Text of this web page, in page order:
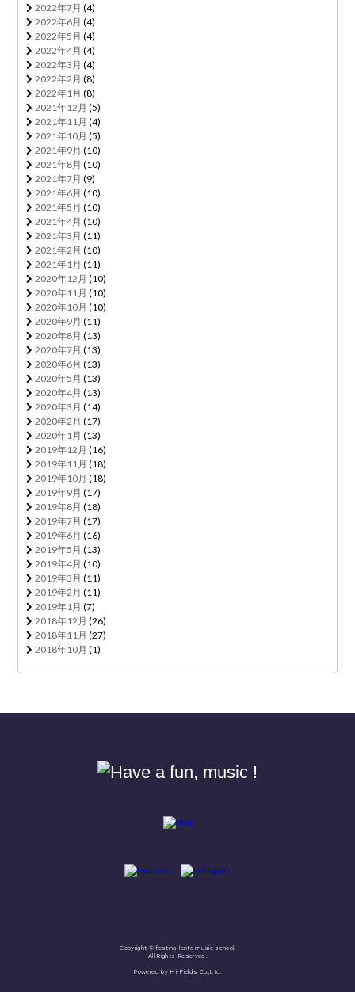
2022年7月 (4)
2022年6月 (4)
2022年5月 (4)
2022年4月 (4)
2022年3月 (4)
2022年2月 (8)
2022年1月 (8)
2021年12月 (5)
2021年11月 (4)
2021年10月 (5)
2021年9月 (10)
2021年8月 (10)
2021年7月 (9)
2021年6月 (10)
2021年5月 (10)
2021年4月 (10)
2021年3月 (11)
2021年2月 (10)
2021年1月 (11)
2020年12月 (10)
2020年11月 (10)
2020年10月 (10)
2020年9月 (11)
2020年8月 (13)
2020年7月 (13)
2020年6月 (13)
2020年5月 (13)
2020年4月 (13)
2020年3月 (14)
2020年2月 (17)
2020年1月 (13)
2019年12月 (16)
2019年11月 (18)
2019年10月 (18)
2019年9月 (17)
2019年8月 (18)
2019年7月 (17)
2019年6月 (16)
2019年5月 (13)
2019年4月 (10)
2019年3月 (11)
2019年2月 (11)
2019年1月 (7)
2018年12月 (26)
2018年11月 (27)
2018年10月 (1)
Copyright © festina-lente music school.
All Rights Reserved.
Powered by Hi-Fields Co.,Ltd.